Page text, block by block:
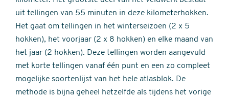
uit tellingen van 55 minuten in deze kilometerhokken.
Het gaat om tellingen in het winterseizoen (2 x 5
hokken), het voorjaar (2 x 8 hokken) en elke maand van
het jaar (2 hokken). Deze tellingen worden aangevuld
met korte tellingen vanaf één punt en een zo compleet
mogelijke soortenlijst van het hele atlasblok. De
methode is bijna geheel hetzelfde als tijdens het vorige